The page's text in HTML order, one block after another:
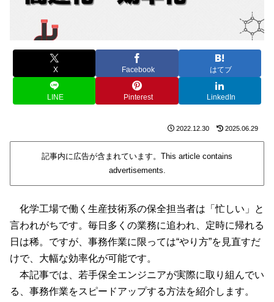
X Facebook はてブ
LINE Pinterest LinkedIn
2022.12.30 2025.06.29
記事内に広告が含まれています。This article contains
advertisements.
化学工場で働く生産技術系の保全担当者は「忙しい」と
言われがちです。毎日多くの業務に追われ、定時に帰れる
日は稀。ですが、事務作業に限っては“やり方”を見直すだ
けで、大幅な効率化が可能です。
本記事では、若手保全エンジニアが実際に取り組んでい
る、事務作業をスピードアップする方法を紹介します。